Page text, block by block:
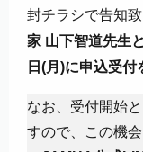
封チラシで告知
家 山下智道先生
日(月)に申込受付
なお、受付開始
すので、この機